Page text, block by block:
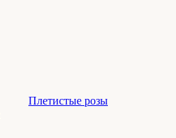
Плетистые розы